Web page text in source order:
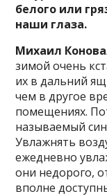
белого или
наши глаза.
Михаил
зимой очень
их в дальний
чем в другое
помещениях.
называемый
Увлажнять
ежедневно
они недорого,
вполне